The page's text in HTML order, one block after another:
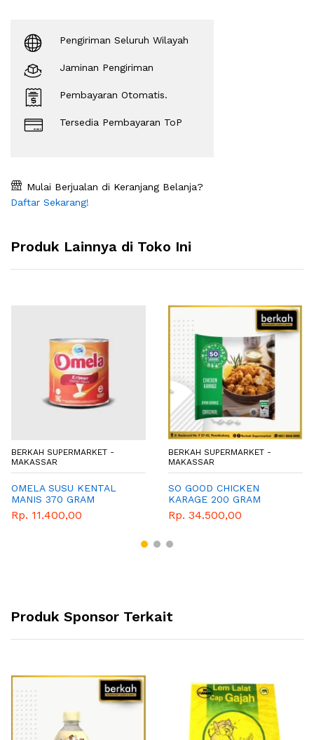
Pengiriman Seluruh Wilayah
Jaminan Pengiriman
Pembayaran Otomatis.
Tersedia Pembayaran ToP
Mulai Berjualan di Keranjang Belanja?
Daftar Sekarang!
Produk Lainnya di Toko Ini
BERKAH SUPERMARKET -
MAKASSAR
OMELA SUSU KENTAL
MANIS 370 GRAM
Rp. 11.400,00
BERKAH SUPERMARKET -
MAKASSAR
SO GOOD CHICKEN
KARAGE 200 GRAM
Rp. 34.500,00
Produk Sponsor Terkait